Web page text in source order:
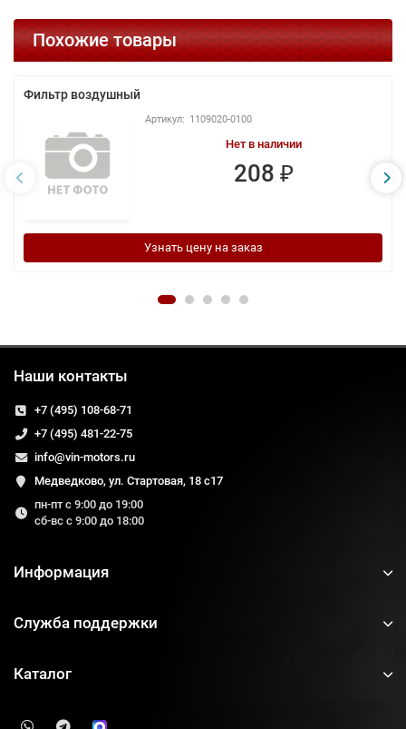
Похожие товары
Фильтр воздушный
1109020-0100
Нет в наличии
208 ₽
Узнать цену на заказ
Наши контакты
+7 (495) 108-68-71
+7 (495) 481-22-75
info@vin-motors.ru
Медведково, ул. Стартовая, 18 с17
пн-пт с 9:00 до 19:00
сб-вс с 9:00 до 18:00
Информация
Служба поддержки
Каталог